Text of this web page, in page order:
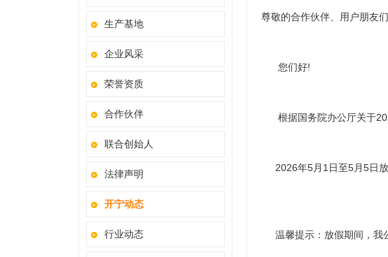
生产基地
企业风采
荣誉资质
合作伙伴
联合创始人
法律声明
开宁动态
行业动态
尊敬的合作伙伴、用户朋友们
您们好!
根据国务院办公厅关于
2026年5月1日至5月5日放
温馨提示：放假期间，我